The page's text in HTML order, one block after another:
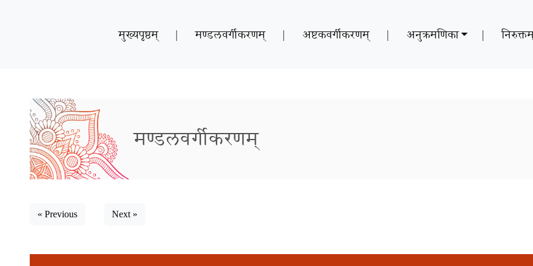
मुख्यपृष्ठम् | मण्डलवर्गीकरणम् | अष्टकवर्गीकरणम् | अनुक्रमणिका |
मण्डलवर्गीकरणम्
« Previous Next »